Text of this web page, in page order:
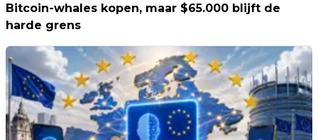
Bitcoin-whales kopen, maar $65.000 blijft de
harde grens